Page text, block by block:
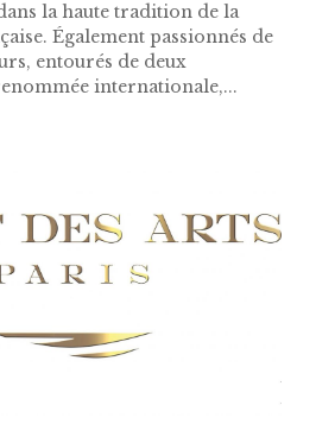
la haute tradition de la
Également passionnés de
entourés de deux
internationale,...